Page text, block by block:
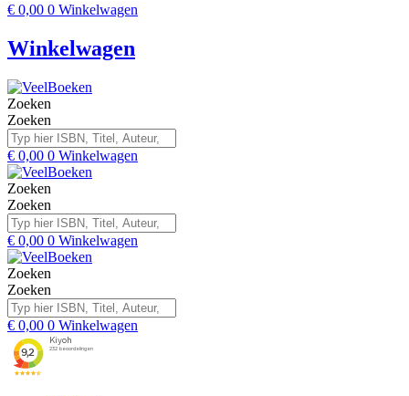
€ 0,00 0 Winkelwagen
Winkelwagen
Zoeken
Zoeken
€ 0,00 0 Winkelwagen
Zoeken
Zoeken
€ 0,00 0 Winkelwagen
Zoeken
Zoeken
€ 0,00 0 Winkelwagen